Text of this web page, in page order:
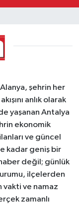
şehrin her
anlık olarak
yaşanan Antalya
ekonomik
ve güncel
kadar geniş bir
değil; günlük
ilçelerden
vakti ve namaz
zamanlı